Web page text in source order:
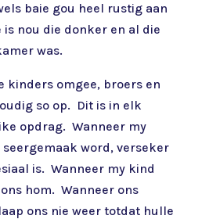
baie gou heel rustig aan
nou die donker en al die
was.
kinders omgee, broers en
so op. Dit is in elk
opdrag. Wanneer my
seergemaak word, verseker
is. Wanneer my kind
hom. Wanneer ons
ons nie weer totdat hulle